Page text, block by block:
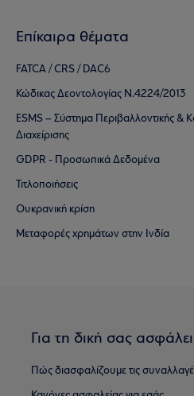
Επίκαιρα θέματα
FATCA / CRS / DAC6
Κώδικας Δεοντολογίας Ν.4224/2013
ESMS – Σύστημα Περιβαλλοντικής &
Διαχείρισης
GDPR - Προσωπικά Δεδομένα
Τιτλοποιήσεις
Ουκρανική κρίση
Μεταφορές χρημάτων στην Ινδία
Για τη δική σας
Πώς διασφαλίζουμε τις